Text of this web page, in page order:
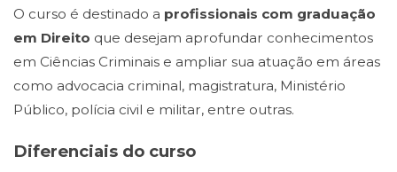
O curso é destinado a profissionais com graduação
em Direito que desejam aprofundar conhecimentos
em Ciências Criminais e ampliar sua atuação em áreas
como advocacia criminal, magistratura, Ministério
Público, polícia civil e militar, entre outras.
Diferenciais do curso